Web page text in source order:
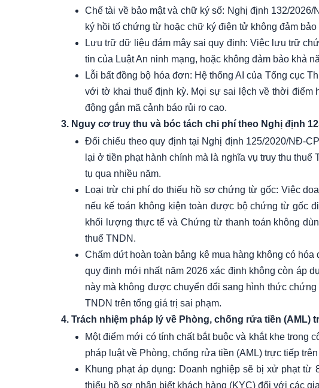
Chế tài về bảo mật và chữ ký số: Nghị định 132/
ký hồi tố chứng từ hoặc chữ ký điện tử không đảm
Lưu trữ dữ liệu đám mây sai quy định: Việc lưu trữ
tin của Luật An ninh mạng, hoặc không đảm bảo khả
Lỗi bất đồng bộ hóa đơn: Hệ thống AI của Tổng cục
với tờ khai thuế định kỳ. Mọi sự sai lệch về thời điểm
động gắn mã cảnh báo rủi ro cao.
3. Nguy cơ truy thu và bóc tách chi phí theo Nghị định
Đối chiếu theo quy định tại Nghị định 125/2020/NĐ-
lại ở tiền phạt hành chính mà là nghĩa vụ truy thu
tụ qua nhiều năm.
Loại trừ chi phí do thiếu hồ sơ chứng từ gốc: Việc
nếu kế toán không kiện toàn được bộ chứng từ gốc
khối lượng thực tế và Chứng từ thanh toán không
thuế TNDN.
Chấm dứt hoàn toàn bảng kê mua hàng không có
quy định mới nhất năm 2026 xác định không còn áp
này mà không được chuyển đổi sang hình thức
TNDN trên tổng giá trị sai phạm.
4. Trách nhiệm pháp lý về Phòng, chống rửa tiền (AML)
Một điểm mới có tính chất bắt buộc và khắt khe trong
pháp luật về Phòng, chống rửa tiền (AML) trực tiếp
Khung phạt áp dụng: Doanh nghiệp sẽ bị xử phạt từ
thiếu hồ sơ nhận biết khách hàng (KYC) đối với các